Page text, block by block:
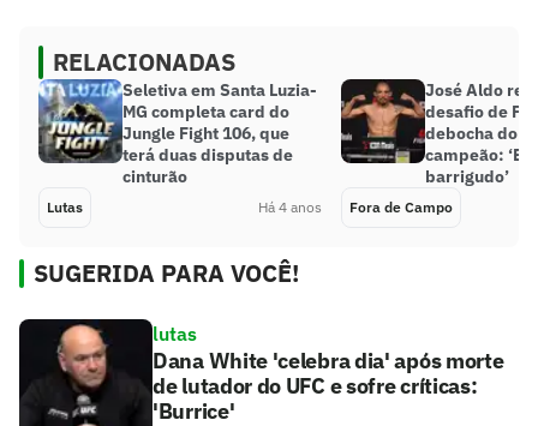
RELACIONADAS
Seletiva em Santa Luzia-
MG completa card do
Jungle Fight 106, que
terá duas disputas de
cinturão
Lutas Há 4 anos
José Aldo
desafio de
debocha do
campeão:
barrigudo’
Fora de Campo
SUGERIDA PARA VOCÊ!
lutas
Dana White 'celebra dia' após morte
de lutador do UFC e sofre críticas:
'Burrice'